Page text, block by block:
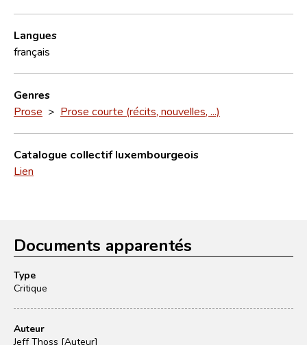
Langues
français
Genres
Prose > Prose courte (récits, nouvelles, ...)
Catalogue collectif luxembourgeois
Lien
Documents apparentés
Type
Critique
Auteur
Jeff Thoss [Auteur]